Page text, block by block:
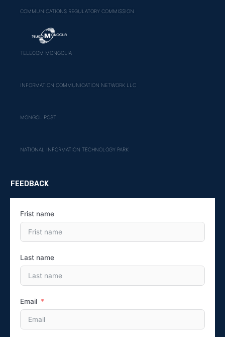
COMMUNICATIONS REGULATORY COMMISSION
TELECOM MONGOLIA
INFORMATION COMMUNICATION NETWORK LLC
MONGOL POST
NATIONAL INFORMATION TECHNOLOGY PARK
FEEDBACK
Frist name
Last name
Email